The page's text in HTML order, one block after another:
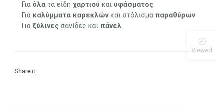
Για όλα τα είδηχαρτιού και υφάσματος
Για καλύμματα καρεκλών και στόλισμα παραθύρων
Για ξύλινες σανίδες και πάνελ
Share it:
Viewed